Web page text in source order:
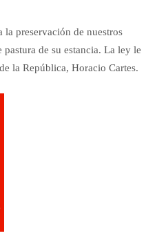
preservación de nuestros
de su estancia. La ley le
la República, Horacio Cartes.